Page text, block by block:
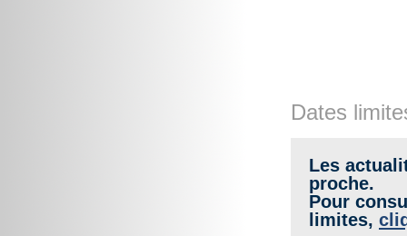
Dates
Les
proche.
Pour
limites,